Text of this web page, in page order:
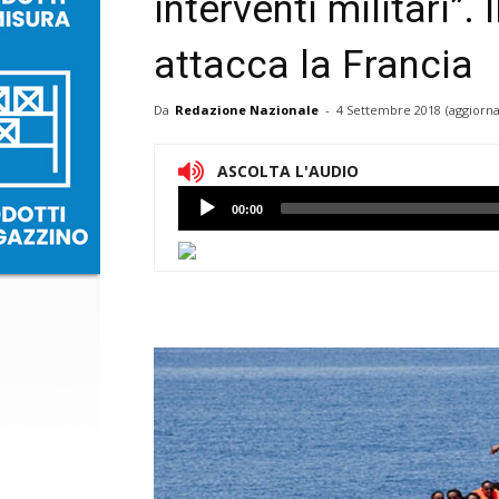
interventi militari”.
attacca la Francia
Da Redazione Nazionale - 4 Settembre 2018
ASCOLTA L'AUDIO
Lettore
Audio
00:00